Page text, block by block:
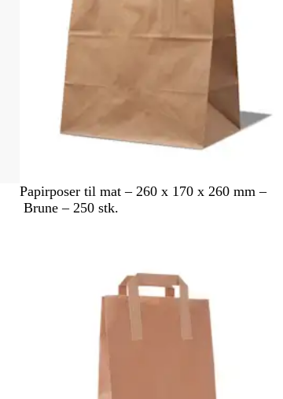
B
Papirposer til mat – 260 x 170 x 260 mm –
Brune – 250 stk.